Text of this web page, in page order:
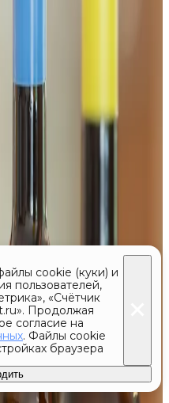
cookie (куки) и
пользователей,
«Счётчик
Продолжая
согласие на
. Файлы cookie
браузера